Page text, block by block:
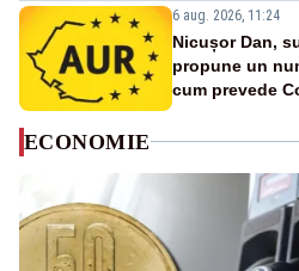
6 aug. 2026, 11:24
Nicușor Dan,
propune un
cum prevede
ECONOMIE